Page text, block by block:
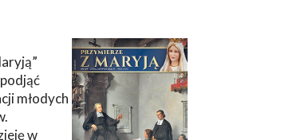
młodych
w